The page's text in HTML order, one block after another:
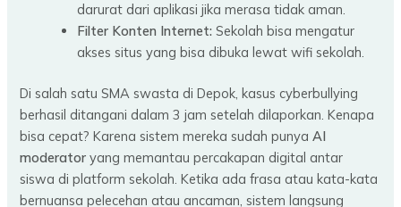
darurat dari aplikasi jika merasa tidak aman.
Filter Konten Internet: Sekolah bisa mengatur
akses situs yang bisa dibuka lewat wifi sekolah.
Di salah satu SMA swasta di Depok, kasus cyberbullying
berhasil ditangani dalam 3 jam setelah dilaporkan. Kenapa
bisa cepat? Karena sistem mereka sudah punyaAI
moderator yang memantau percakapan digital antar
siswa di platform sekolah. Ketika ada frasa atau kata-kata
bernuansa pelecehan atau ancaman, sistem langsung